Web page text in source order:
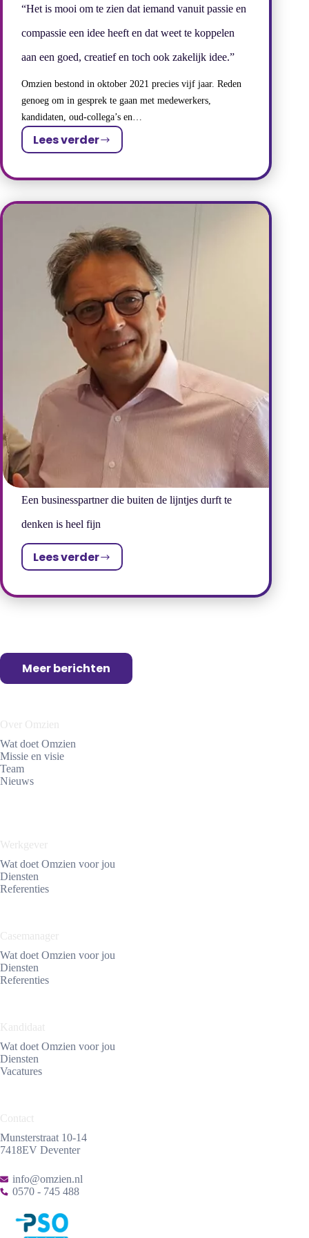
“Het is mooi om te zien dat iemand vanuit passie en
compassie een idee heeft en dat weet te koppelen
aan een goed, creatief en toch ook zakelijk idee.”
Omzien bestond in oktober 2021 precies vijf jaar. Reden
genoeg om in gesprek te gaan met medewerkers,
kandidaten, oud-collega’s en…
Lees verder
“Het
mooi
om
zien
dat
iemand
vanuit
passie
en
compassie
een
idee
heeft
en
koppelen
aan
een
goed,
creatief
en
ook
Een businesspartner die buiten de lijntjes durft te
denken is heel fijn
Lees verder
Een
die
lijntjes
durft
te
Meer berichten
Over Omzien
Wat doet Omzien
Missie en visie
Team
Nieuws
Werkgever
Wat doet Omzien voor jou
Diensten
Referenties
Casemanager
Wat doet Omzien voor jou
Diensten
Referenties
Kandidaat
Wat doet Omzien voor jou
Diensten
Vacatures
Contact
Munsterstraat 10-14
7418EV Deventer
info@omzien.nl
0570 - 745 488